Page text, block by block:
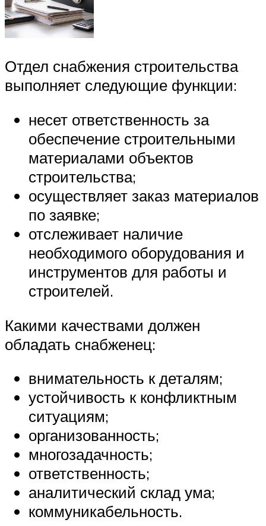
Отдел снабжения строительства
выполняет следующие функции:
несет ответственность за
обеспечение строительными
материалами объектов
строительства;
осуществляет заказ материалов
по заявке;
отслеживает наличие
необходимого оборудования и
инструментов для работы и
строителей.
Какими качествами должен
обладать снабженец:
внимательность к деталям;
устойчивость к конфликтным
ситуациям;
организованность;
многозадачность;
ответственность;
аналитический склад ума;
коммуникабельность.